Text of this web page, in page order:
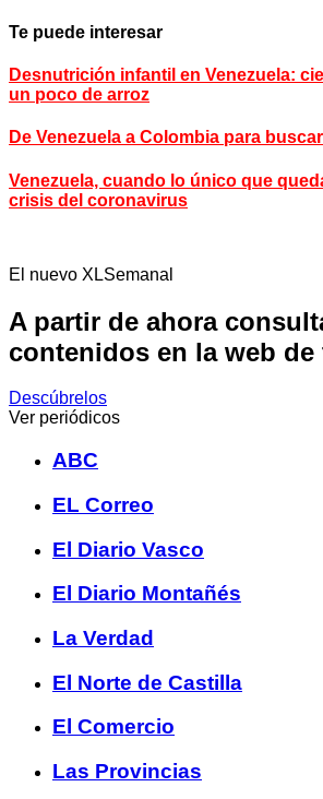
Te puede interesar
Desnutrición infantil en Venezuela:
un poco de arroz
De Venezuela a Colombia para
Venezuela, cuando lo único que
crisis del coronavirus
El nuevo XLSemanal
A partir de ahora
contenidos en la web
Descúbrelos
Ver periódicos
ABC
EL Correo
El Diario Vasco
El Diario Montañés
La Verdad
El Norte de Castilla
El Comercio
Las Provincias